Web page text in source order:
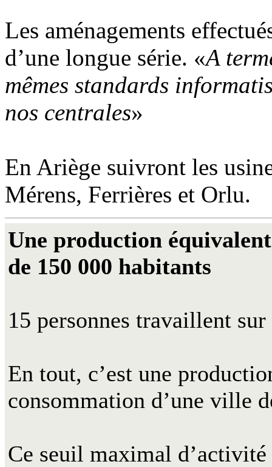
Les aménagements
d’une longue série. «A
mêmes standards
nos centrales»
En Ariège suivront les
Mérens, Ferrières et Orlu.
Une production
de 150 000 habitants
15 personnes travaillent
En tout, c’est une
consommation d’une ville
Ce seuil maximal d’activité